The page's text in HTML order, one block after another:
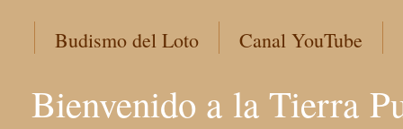
Budismo del Loto Canal YouTube
Bienvenido a la Tierra